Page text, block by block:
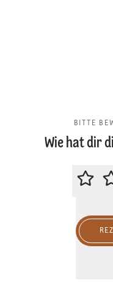
BITTE
Wie hat dir